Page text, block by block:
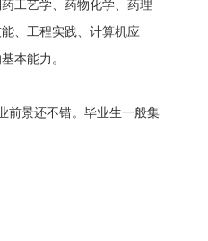
工艺学、药物化学、药理
、工程实践、计算机应
本能力。
前景还不错。毕业生一般集